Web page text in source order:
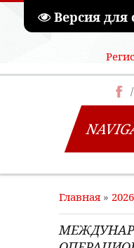
Версия
Главная» 2026